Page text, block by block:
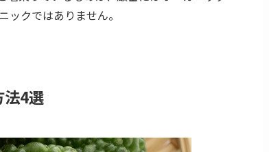
ックではありません。
法4選